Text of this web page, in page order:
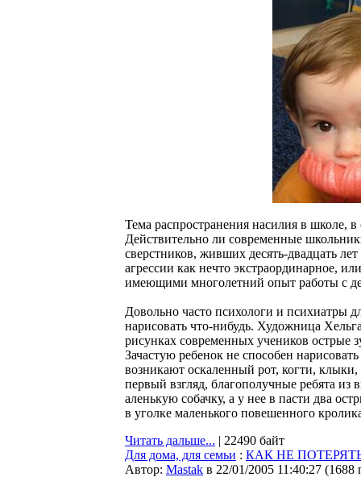
Тема распространения насилия в школе, в
Действительно ли современные
сверстников, живших десять-двадцать
агрессии как нечто экстраординарное,
имеющими многолетний опыт работы с
Довольно часто психологи и психиатры
нарисовать что-нибудь. Художница
рисунках современных учеников острые
Зачастую ребенок не способен
возникают оскаленный рот, когти,
первый взгляд, благополучные ребята
аленькую собачку, а у нее в пасти два
в уголке маленького повешенного
Читать дальше... | 22490 байт
Для дома, для семьи : КАК НЕ
Автор: Мastak в 22/01/2005 11:40:27 (1688